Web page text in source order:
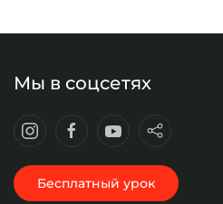
Мы в соцсетях
Бесплатный урок